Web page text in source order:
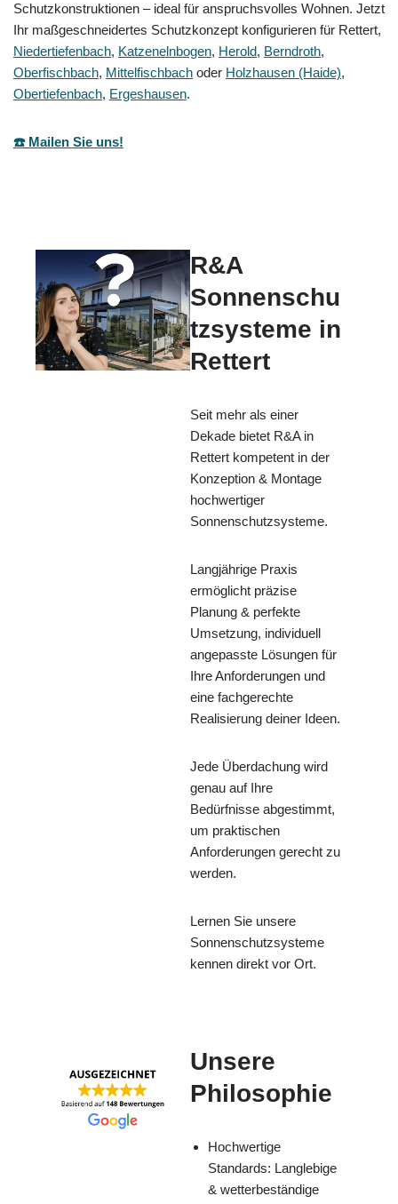
Schutzkonstruktionen – ideal für anspruchsvolles Wohnen. Jetzt
Ihr maßgeschneidertes Schutzkonzept konfigurieren für Rettert,
Niedertiefenbach, Katzenelnbogen, Herold, Berndroth,
Oberfischbach, Mittelfischbach oder Holzhausen (Haide),
Obertiefenbach, Ergeshausen.
☎️ Mailen Sie uns!
R&A
Sonnenschu
tzsysteme in
Rettert
Seit mehr als einer
Dekade bietet R&A in
Rettert kompetent in der
Konzeption & Montage
hochwertiger
Sonnenschutzsysteme.
Langjährige Praxis
ermöglicht präzise
Planung & perfekte
Umsetzung, individuell
angepasste Lösungen für
Ihre Anforderungen und
eine fachgerechte
Realisierung deiner Ideen.
Jede Überdachung wird
genau auf Ihre
Bedürfnisse abgestimmt,
um praktischen
Anforderungen gerecht zu
werden.
Lernen Sie unsere
Sonnenschutzsysteme
kennen direkt vor Ort.
Unsere
Philosophie
Hochwertige
Standards: Langlebige
& wetterbeständige